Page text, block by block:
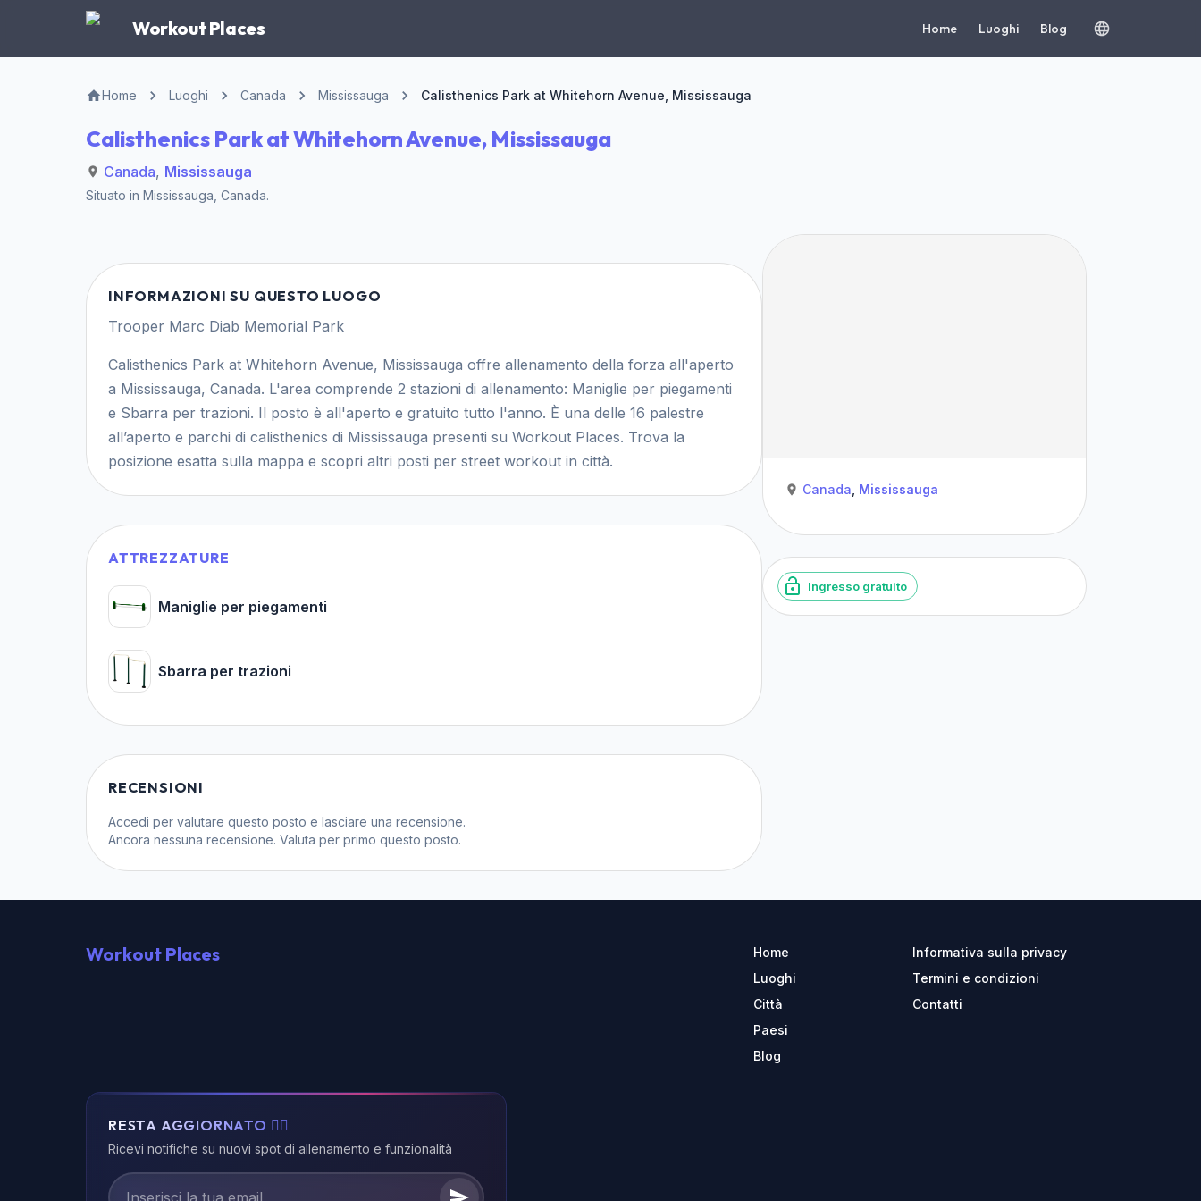
Workout Places Home Luoghi Blog
Home Luoghi Canada Mississauga Calisthenics Park at Whitehorn Avenue, Mississauga
Calisthenics Park at Whitehorn Avenue, Mississauga
Canada, Mississauga
Situato in Mississauga Canada.
INFORMAZIONI SU QUESTO LUOGO
Trooper Marc Diab Memorial Park
Calisthenics Park at Whitehorn Avenue, Mississauga offre allenamento della forza all'aperto
a Mississauga, Canada. L'area comprende 2 stazioni di allenamento: Maniglie per piegamenti
e Sbarra per trazioni. Il posto è all'aperto e gratuito tutto l'anno. È una delle 16 palestre
all’aperto e parchi di calisthenics di Mississauga presenti su Workout Places. Trova la
posizione esatta sulla mappa e scopri altri posti per street workout in città.
ATTREZZATURE
Maniglie per piegamenti
Sbarra per trazioni
RECENSIONI
Accedi per valutare questo posto e lasciare una recensione.
Ancora nessuna recensione. Valuta per primo questo posto.
Canada Mississauga
Ingresso gratuito
Workout Places
Home
Luoghi
Città
Paesi
Blog
Informativa sulla privacy
Termini e condizioni
Contatti
RESTA AGGIORNATO 🏃‍♂️
Ricevi notifiche su nuovi spot di allenamento e funzionalità